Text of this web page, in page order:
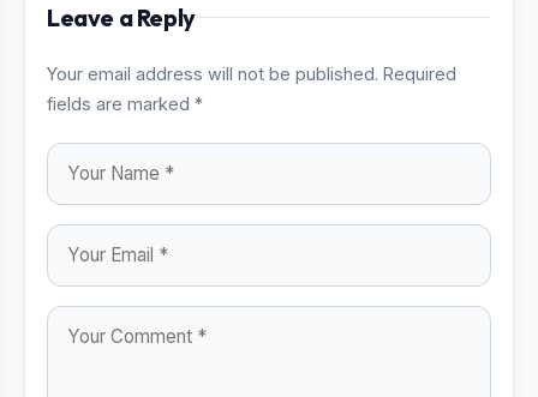
Leave a Reply
Your email address will not be published. Required
fields are marked *